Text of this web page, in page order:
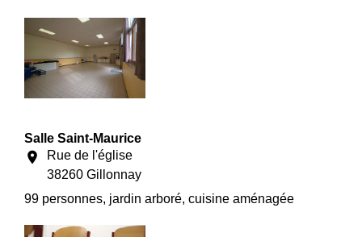
Salle Saint-Maurice
location_on
Rue de l'église
38260 Gillonnay
99 personnes, jardin arboré, cuisine aménagée